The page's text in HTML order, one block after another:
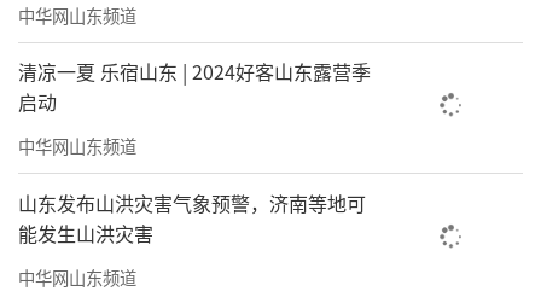
中华网山东频道
清凉一夏 乐宿山东 | 2024好客山东露营季
启动
中华网山东频道
山东发布山洪灾害气象预警，济南等地可
能发生山洪灾害
中华网山东频道